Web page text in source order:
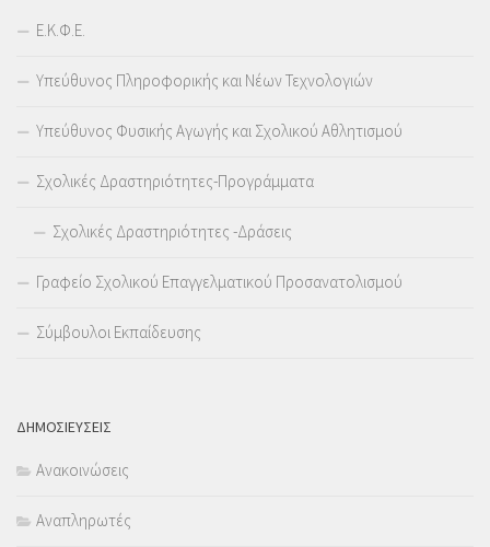
Ε.Κ.Φ.Ε.
Υπεύθυνος Πληροφορικής και Νέων Τεχνολογιών
Υπεύθυνος Φυσικής Αγωγής και Σχολικού Αθλητισμού
Σχολικές Δραστηριότητες-Προγράμματα
Σχολικές Δραστηριότητες -Δράσεις
Γραφείο Σχολικού Επαγγελματικού Προσανατολισμού
Σύμβουλοι Εκπαίδευσης
ΔΗΜΟΣΙΕΥΣΕΙΣ
Ανακοινώσεις
Αναπληρωτές